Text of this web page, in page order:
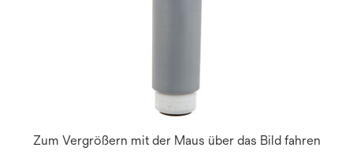
Zum Vergrößern mit der Maus über das Bild fahren